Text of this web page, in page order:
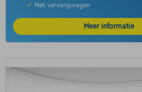
✓
Met vervangwagen
Meer informatie